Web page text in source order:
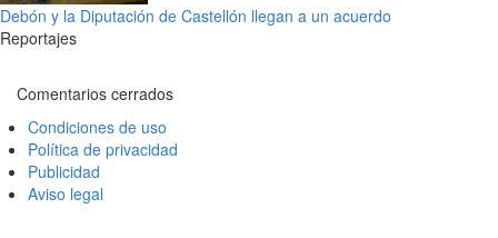
Debón y la Diputación de Castellón llegan a un acuerdo
Reportajes
Comentarios cerrados
Condiciones de uso
Política de privacidad
Publicidad
Aviso legal